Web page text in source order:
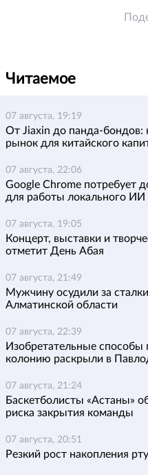
Читаемое
07 августа, 19:19
От Jiaxin до панда-бондов:
рынок для китайского
07 августа, 22:06
Google Chrome потребует
для работы локального ИИ
07 августа, 19:05
Концерт, выставки и
отметит День Абая
07 августа, 21:49
Мужчину осудили за
Алматинской области
07 августа, 22:39
Изобретательные способы
колонию раскрыли в
07 августа, 21:24
Баскетболисты «Астаны»
риска закрытия команды
07 августа, 20:51
Резкий рост накопления